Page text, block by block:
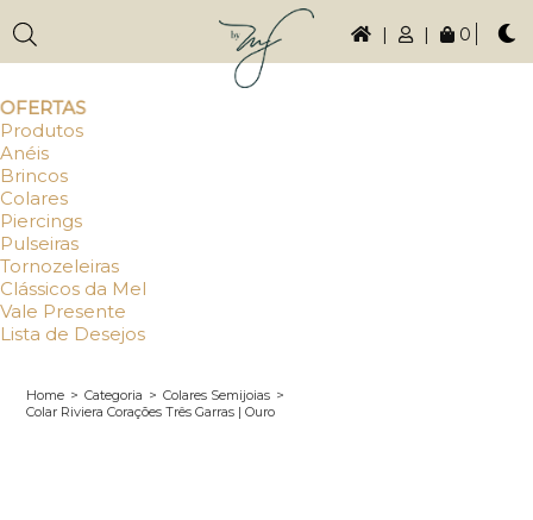
| | 0
Produtos
Anéis
Brincos
Colares
Piercings
Pulseiras
Tornozeleiras
Clássicos da Mel
Vale Presente
Lista de Desejos
Home > Categoria > Colares Semijoias >
Colar Riviera Corações Três Garras | Ouro